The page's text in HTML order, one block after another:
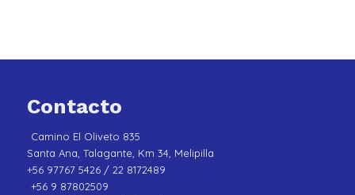
Contacto
Camino El Oliveto 835
Santa Ana, Talagante, Km 34, Melipilla
+56 97767 5426 / 22 8172489
+56 9 87802509